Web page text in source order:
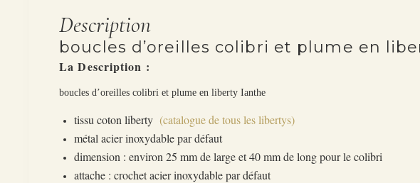
Description
boucles d’oreilles colibri et plume en
La Description :
boucles d’oreilles colibri et plume en liberty Ianthe
tissu coton liberty (catalogue de tous les libertys)
métal acier inoxydable par défaut
dimension : environ 25 mm de large et 40 mm de long pour le colibri
attache : crochet acier inoxydable par défaut